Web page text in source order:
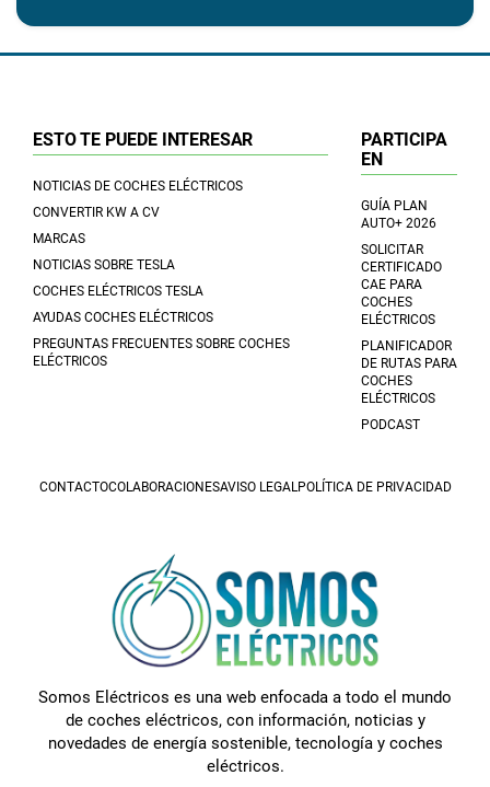
ESTO TE PUEDE INTERESAR
NOTICIAS DE COCHES ELÉCTRICOS
CONVERTIR KW A CV
MARCAS
NOTICIAS SOBRE TESLA
COCHES ELÉCTRICOS TESLA
AYUDAS COCHES ELÉCTRICOS
PREGUNTAS FRECUENTES SOBRE COCHES
ELÉCTRICOS
PARTICIPA
EN
GUÍA PLAN
AUTO+ 2026
SOLICITAR
CERTIFICADO
CAE PARA
COCHES
ELÉCTRICOS
PLANIFICADOR
DE RUTAS PARA
COCHES
ELÉCTRICOS
PODCAST
CONTACTOCOLABORACIONESAVISO LEGALPOLÍTICA DE PRIVACIDAD
Somos Eléctricos es una web enfocada a todo el mundo
de coches eléctricos, con información, noticias y
novedades de energía sostenible, tecnología y coches
eléctricos.